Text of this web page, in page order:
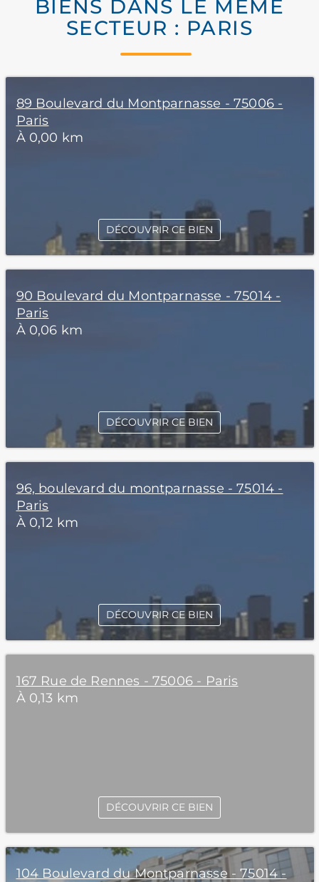
BIENS DANS LE MÊME
SECTEUR : PARIS
89 Boulevard du Montparnasse - 75006 -
Paris
À 0,00 km
DÉCOUVRIR CE BIEN
90 Boulevard du Montparnasse - 75014 -
Paris
À 0,06 km
DÉCOUVRIR CE BIEN
96, boulevard du montparnasse - 75014 -
Paris
À 0,12 km
DÉCOUVRIR CE BIEN
167 Rue de Rennes - 75006 - Paris
À 0,13 km
DÉCOUVRIR CE BIEN
104 Boulevard du Montparnasse - 75014 -